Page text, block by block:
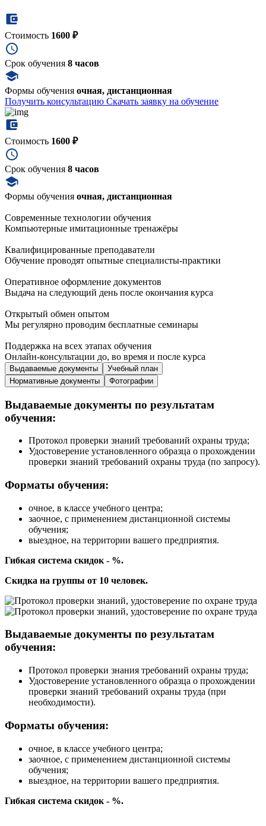
Стоимость 1600 ₽
Срок обучения 8 часов
Формы обучения очная, дистанционная
Получить консультацию Скачать заявку на обучение
Стоимость 1600 ₽
Срок обучения 8 часов
Формы обучения очная, дистанционная
Современные технологии обучения
Компьютерные имитационные тренажёры
Квалифицированные преподаватели
Обучение проводят опытные специалисты-практики
Оперативное оформление документов
Выдача на следующий день после окончания курса
Открытый обмен опытом
Мы регулярно проводим бесплатные семинары
Поддержка на всех этапах обучения
Онлайн-консультации до, во время и после курса
Выдаваемые документы
Учебный план
Нормативные документы
Фотографии
Выдаваемые документы по результатам
обучения:
Протокол проверки знаний требований охраны труда;
Удостоверение установленного образца о прохождении
проверки знаний требований охраны труда (по запросу).
Форматы обучения:
очное, в классе учебного центра;
заочное, с применением дистанционной системы
обучения;
выездное, на территории вашего предприятия.
Гибкая система скидок - %.
Скидка на группы от 10 человек.
Выдаваемые документы по результатам
обучения:
Протокол проверки знания требований охраны труда;
Удостоверение установленного образца о прохождении
проверки знаний требований охраны труда (при
необходимости).
Форматы обучения:
очное, в классе учебного центра;
заочное, с применением дистанционной системы
обучения;
выездное, на территории вашего предприятия.
Гибкая система скидок - %.